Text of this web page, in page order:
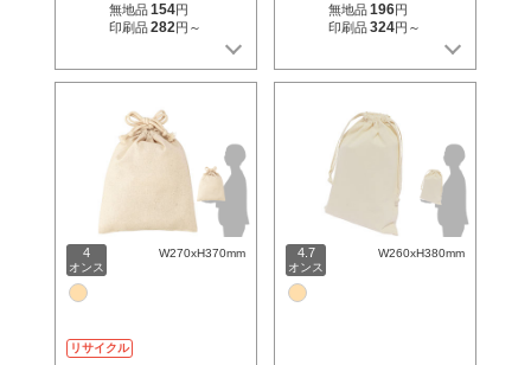
無地品 154円
印刷品 282円～
無地品 196円
印刷品 324円～
4
オンス
W270xH370mm
リサイクル
4.7
オンス
W260xH380mm